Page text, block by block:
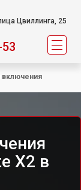
Цвиллинга, 25
включения
X2 в